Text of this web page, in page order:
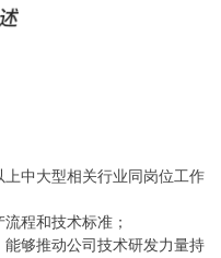
中大型相关行业同岗位工作
程和技术标准；
够推动公司技术研发力量持